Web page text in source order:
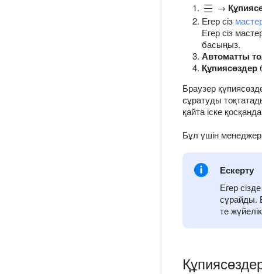
→
Егер сіз
Егер сіз
басыңыз.
Автоматты
Құпиясөздер
Браузер
сұратуды
қайта іске
Бұл үшін
Ескерту
Егер
сұрайды.
те